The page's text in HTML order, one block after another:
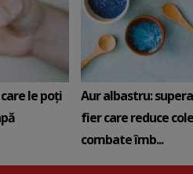
le poți
Aur albastru:
fier care reduce
combate îmb...